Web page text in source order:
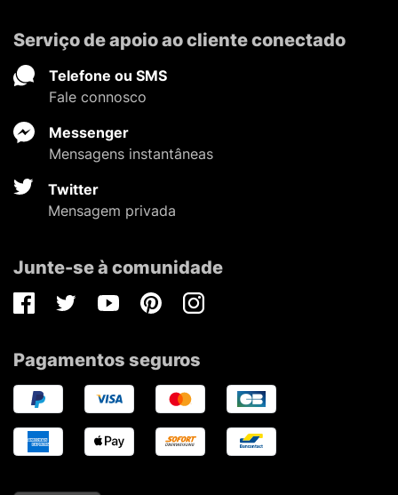
Serviço de apoio ao cliente conectado
Telefone ou SMS
Fale connosco
Messenger
Mensagens instantâneas
Twitter
Mensagem privada
Junte-se à comunidade
FacebookTwitterYoutubePinterestInstagram
Pagamentos seguros